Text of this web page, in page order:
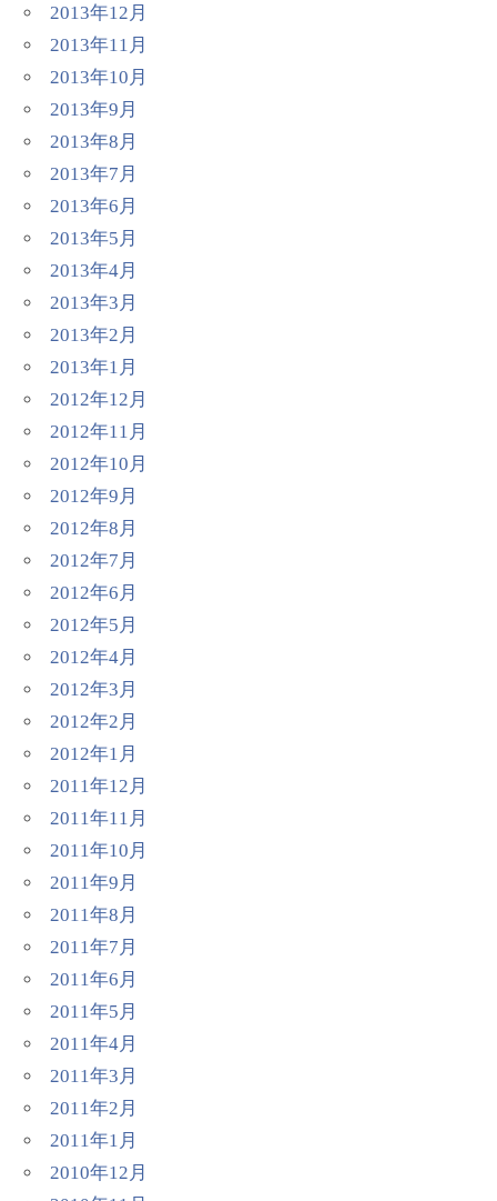
2013年12月
2013年11月
2013年10月
2013年9月
2013年8月
2013年7月
2013年6月
2013年5月
2013年4月
2013年3月
2013年2月
2013年1月
2012年12月
2012年11月
2012年10月
2012年9月
2012年8月
2012年7月
2012年6月
2012年5月
2012年4月
2012年3月
2012年2月
2012年1月
2011年12月
2011年11月
2011年10月
2011年9月
2011年8月
2011年7月
2011年6月
2011年5月
2011年4月
2011年3月
2011年2月
2011年1月
2010年12月